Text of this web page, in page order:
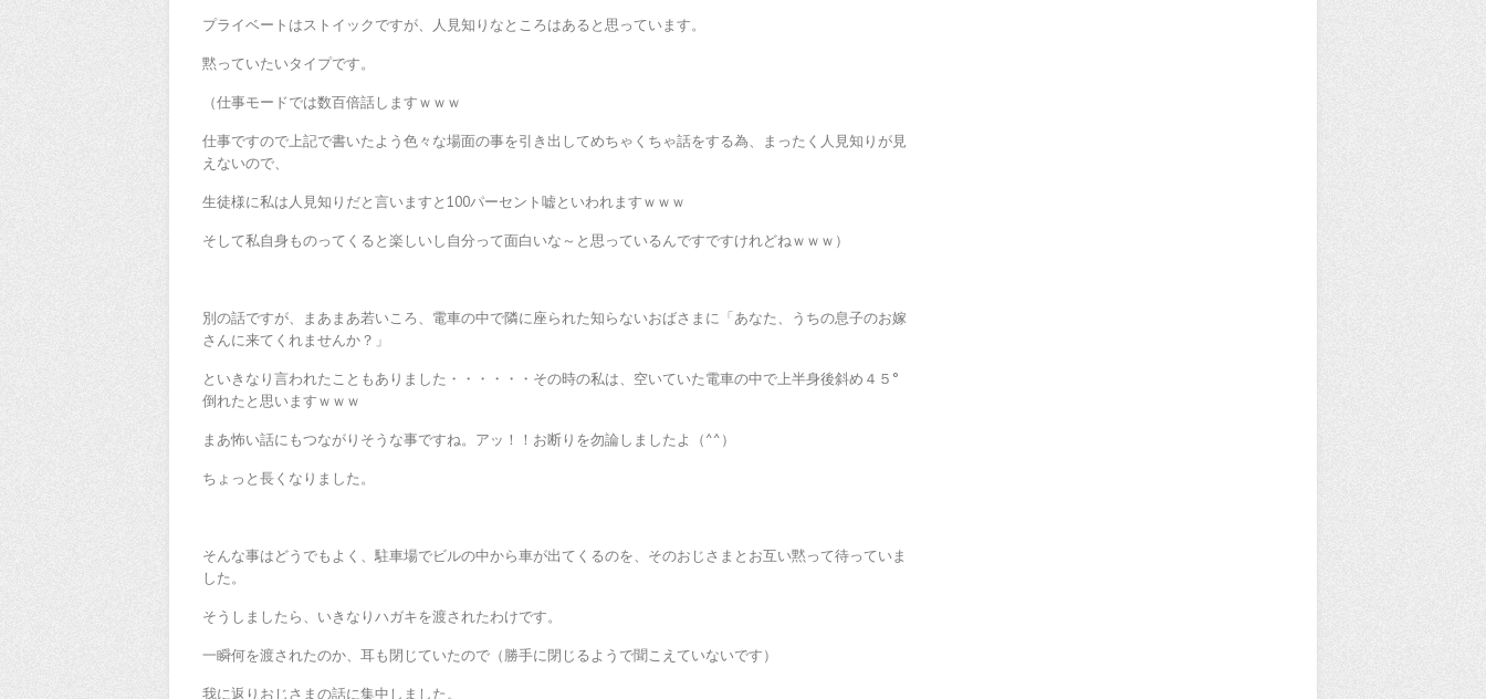
プライベートはストイックですが、人見知りなところはあると思っています。
黙っていたいタイプです。
（仕事モードでは数百倍話しますｗｗｗ
仕事ですので上記で書いたよう色々な場面の事を引き出してめちゃくちゃ話をする為、まったく人見知りが見
えないので、
生徒様に私は人見知りだと言いますと100パーセント嘘といわれますｗｗｗ
そして私自身ものってくると楽しいし自分って面白いな～と思っているんですですけれどねｗｗｗ）
別の話ですが、まあまあ若いころ、電車の中で隣に座られた知らないおばさまに「あなた、うちの息子のお嫁
さんに来てくれませんか？」
といきなり言われたこともありました・・・・・・その時の私は、空いていた電車の中で上半身後斜め４５°
倒れたと思いますｗｗｗ
まあ怖い話にもつながりそうな事ですね。アッ！！お断りを勿論しましたよ（^^）
ちょっと長くなりました。
そんな事はどうでもよく、駐車場でビルの中から車が出てくるのを、そのおじさまとお互い黙って待っていま
した。
そうしましたら、いきなりハガキを渡されたわけです。
一瞬何を渡されたのか、耳も閉じていたので（勝手に閉じるようで聞こえていないです）
我に返りおじさまの話に集中しました。